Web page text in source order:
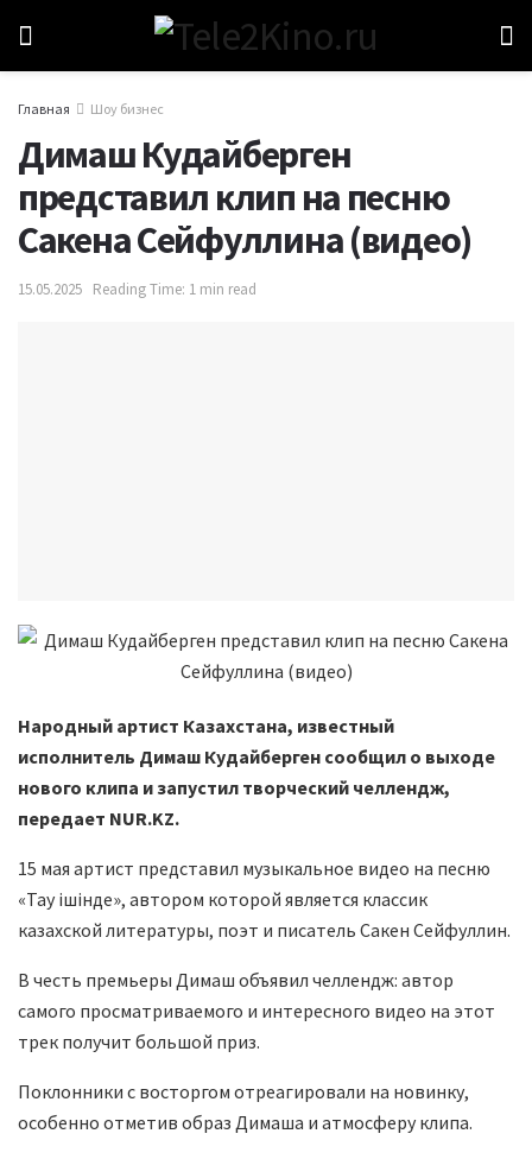
Главная Шоу бизнес
Димаш Кудайберген
представил клип на песню
Сакена Сейфуллина (видео)
15.05.2025 Reading Time: 1 min read
Народный артист Казахстана, известный
исполнитель Димаш Кудайберген сообщил о выходе
нового клипа и запустил творческий челлендж,
передает NUR.KZ.
15 мая артист представил музыкальное видео на песню
«Тау iшiнде», автором которой является классик
казахской литературы, поэт и писатель Сакен Сейфуллин.
В честь премьеры Димаш объявил челлендж: автор
самого просматриваемого и интересного видео на этот
трек получит большой приз.
Поклонники с восторгом отреагировали на новинку,
особенно отметив образ Димаша и атмосферу клипа.